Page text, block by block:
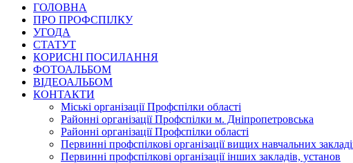
ГОЛОВНА
ПРО ПРОФСПІЛКУ
УГОДА
СТАТУТ
КОРИСНІ ПОСИЛАННЯ
ФОТОАЛЬБОМ
ВІДЕОАЛЬБОМ
КОНТАКТИ
Міські організації Профспілки області
Районні організації Профспілки м. Дніпропетровська
Районні організації Профспілки області
Первинні профспілкові організації вищих навчальних
Первинні профспілкові організації інших закладів, установ